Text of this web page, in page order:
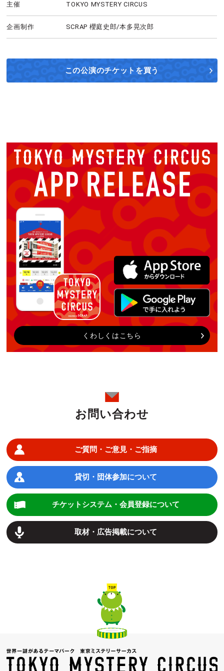
主催 TOKYO MYSTERY CIRCUS
企画制作 SCRAP 櫻庭史郎/本多晃次郎
この公演のチケットを買う
くわしくはこちら
お問い合わせ
ご質問・ご意見・ご指摘
貸切・団体参加について
チケットシステム・会員登録について
取材・広告掲載について